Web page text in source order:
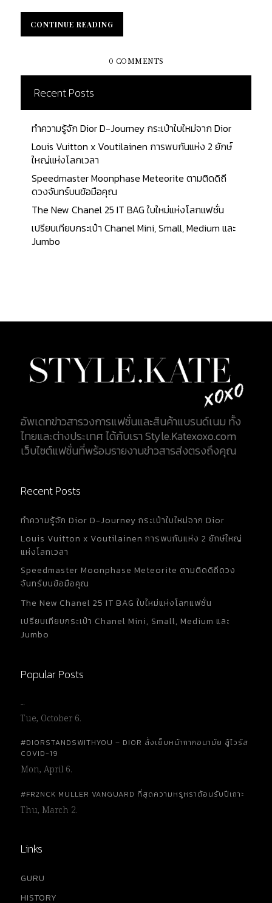
การเปิดขายแบบออนไลน์...
Goyard ดูน่าค้นหากว่าแบรนด์อื่นๆ คือ การไม่มีจำหน่าย
สินค้าใดๆ ผ่านช่องทางออนไลน์ รวมถึงไม่มีงานเปิดตัว
กระเป๋าโกยาร์ คือ ราคาสมเหตุสมผลเมื่อเทียบกับ
คุณภาพและกระบวนการผลิต จึงเป็นตัวเลือกที่
สมบูรณ์แบบมากๆ สำหรับสาวๆที่กำลังมองหากระเป๋า
คู่ใจ บทความนี้ขอเสนอ 7 อันดับกระเป๋าแบรนด์ โกยาร์
ที่สาวๆควรเป็นเจ้าของสักใบ จะมีรุ่นไหนบ้างนั้น จะตรง
กับที่เล็งไว้บ้างหรือเปล่า พร้อมแล้ว ตามมาเลยค่ะ Saint
Louis Tote กระเป๋าที่ถือได้ว่าเป็นรุ่นคลาสสิคของ
แบรนด์ ชื่อของกระเป๋าตั้งตามพระนามของพระเจ้า
หลุยส์ที่ 9 (King Louis IX) ของประเทศฝรั่งเศส สไตล์
การออกแบบที่เรียบง่าย แทบจะไม่มีโครงสร้างอะไรเลย
และมีน้ำหนักเบา ทำให้ได้รับความนิยมอย่างสูง วัสดุที่นำ
มาตัดเย็บกระเป๋าเป็นวัสดุผ้าใบ Canvas ที่มีชื่อเรียกว่า
"Goyardine" ซึ่งเป็นผ้าใบที่เป็นการผสมผสานระหว่าง
Detachable Pochette สำหรับใส่ของอื่นๆ The Saint
สีดำ (Black/Black) และ ผ้าใบสีดำขอบสีน้ำตาล
(Black/Tan) อีกทั้งยังมีสีพิเศษอีก 9 สี คือ...
CONTINUE READING
CONTINUE READING
0 COMMENTS
Recent Posts
ทำความรู้จัก Dior D-Journey กระเป๋าใบใหม่จาก Dior
Louis Vuitton x Voutilainen การพบกันแห่ง 2 ยักษ์
ใหญ่แห่งโลกเวลา
Speedmaster Moonphase Meteorite ตามติดดิถี
ดวงจันทร์บนข้อมือคุณ
The New Chanel 25 IT BAG ใบใหม่แห่งโลกแฟชั่น
เปรียบเทียบกระเป๋า Chanel Mini, Small, Medium และ
Jumbo
อัพเดทข่าวสารวงการแฟชั่นและสินค้าแบรนด์เนม ทั้ง
ไทยและต่างประเทศ ได้กับเรา Style.Katexoxo.com
เว็บไซต์แฟชั่นที่พร้อมรายงานข่าวสารส่งตรงถึงคุณ
Recent Posts
ทำความรู้จัก Dior D-Journey กระเป๋าใบใหม่จาก Dior
Louis Vuitton x Voutilainen การพบกันแห่ง 2 ยักษ์ใหญ่
แห่งโลกเวลา
Speedmaster Moonphase Meteorite ตามติดดิถีดวง
จันทร์บนข้อมือคุณ
The New Chanel 25 IT BAG ใบใหม่แห่งโลกแฟชั่น
เปรียบเทียบกระเป๋า Chanel Mini, Small, Medium และ
Jumbo
Popular Posts
…
Tue, October 6.
#DIORSTANDSWITHYOU – DIOR สั่งเย็บหน้ากากอนามัย สู้ไวรัส
COVID-19
Mon, April 6.
#FR2NCK MULLER VANGUARD ที่สุดความหรูหราต้อนรับปีเถาะ
Thu, March 2.
Links
GURU
HISTORY